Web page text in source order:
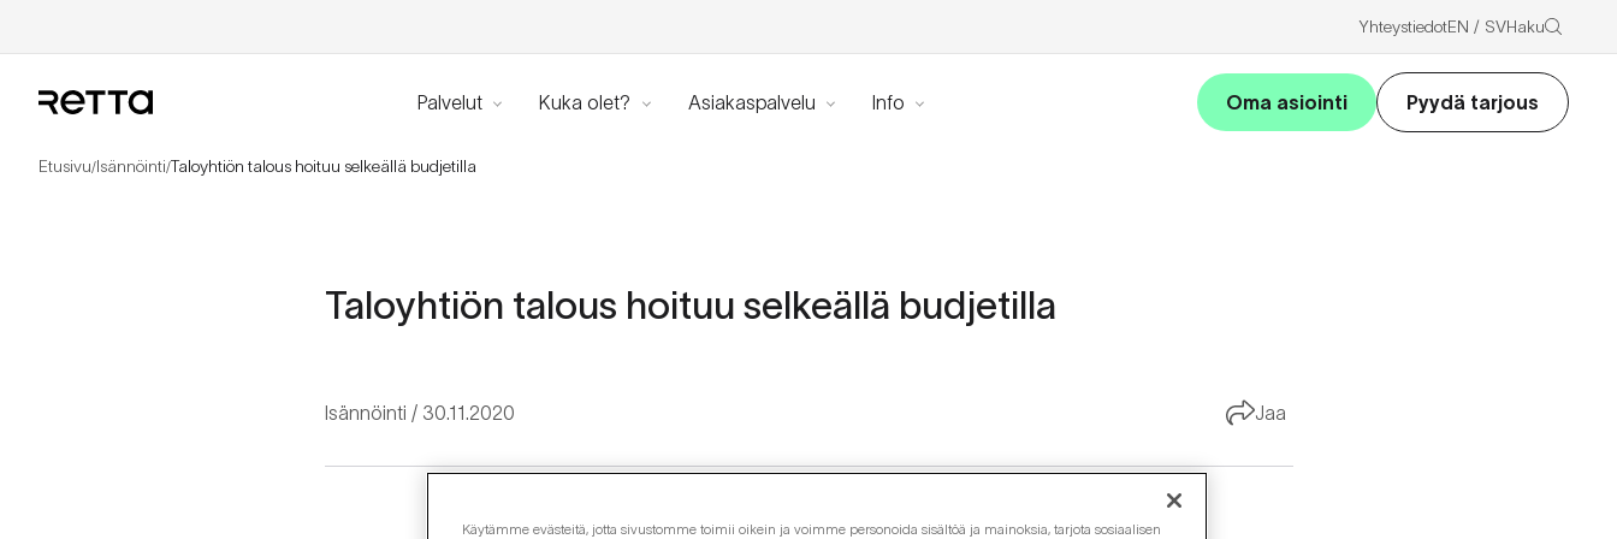
YhteystiedotEN SVHaku
Palvelut Kuka olet? Asiakaspalvelu Info Oma asiointi Pyydä tarjous
Etusivu/Isännöinti/Taloyhtiön talous hoituu selkeällä budjetilla
Taloyhtiön talous hoituu selkeällä budjetilla
Isännöinti 30.11.2020 Jaa
Käytämme evästeitä, jotta sivustomme toimii oikein ja voimme personoida sisältöä ja mainoksia, tarjota sosiaalisen